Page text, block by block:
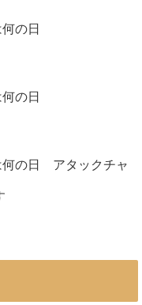
の日
の日
の日 アタックチャ